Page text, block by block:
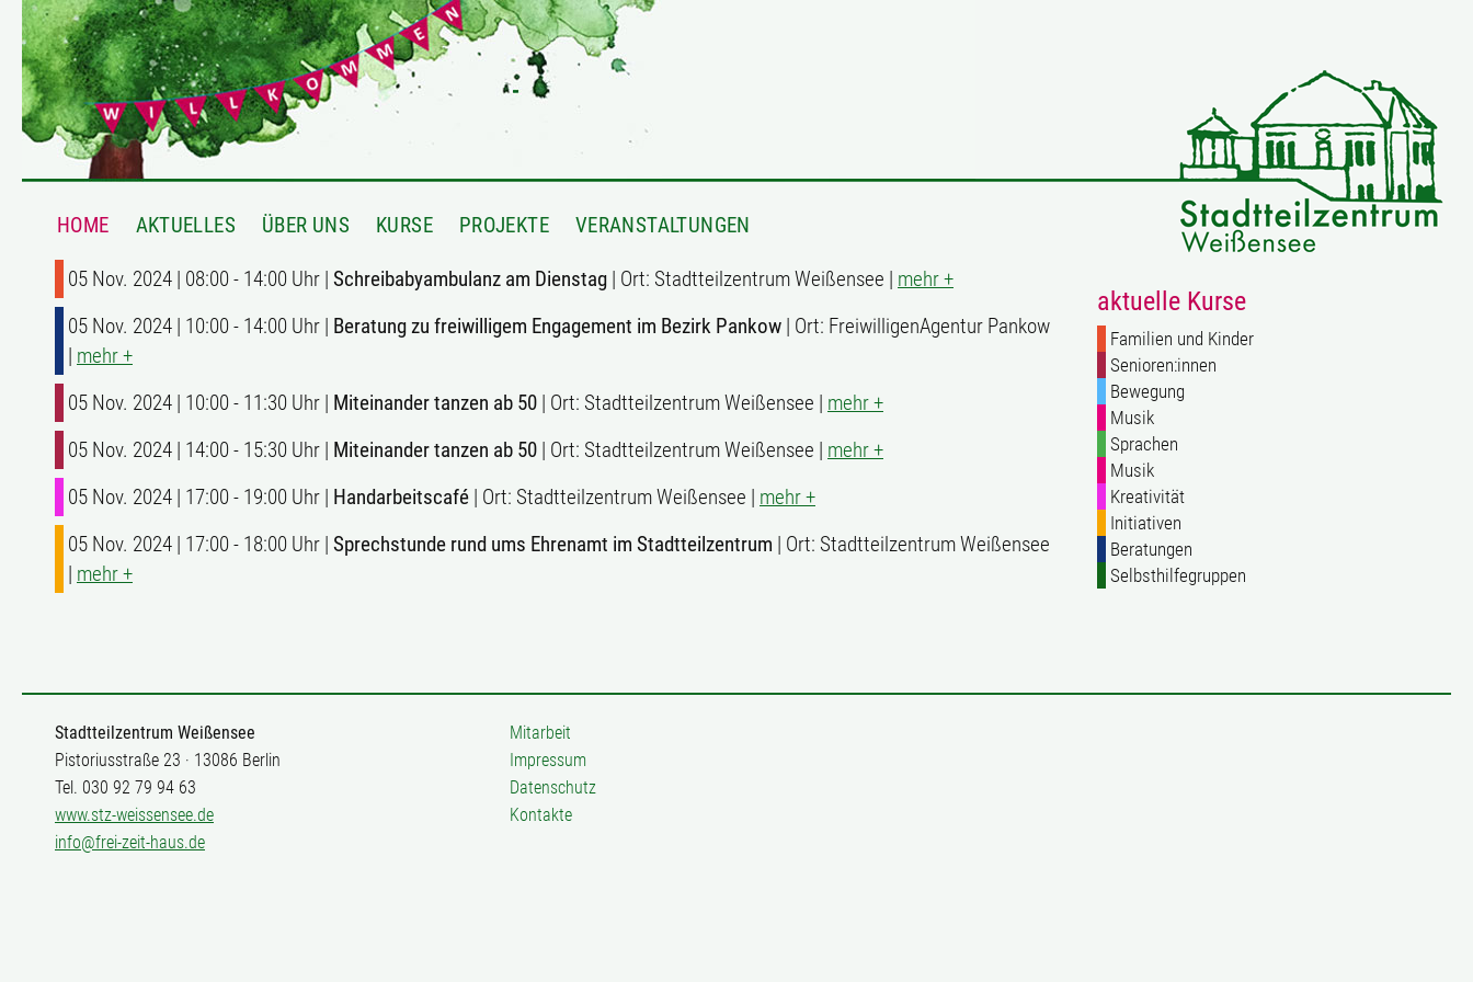
HOME AKTUELLES ÜBER UNS KURSE PROJEKTE VERANSTALTUNGEN
05 Nov. 2024 | 08:00 - 14:00 Uhr | Schreibabyambulanz am Dienstag | Ort: Stadtteilzentrum Weißensee | mehr +
05 Nov. 2024 | 10:00 - 14:00 Uhr | Beratung zu freiwilligem Engagement im Bezirk Pankow | Ort: FreiwilligenAgentur Pankow
| mehr +
05 Nov. 2024 | 10:00 - 11:30 Uhr | Miteinander tanzen ab 50 | Ort: Stadtteilzentrum Weißensee | mehr +
05 Nov. 2024 | 14:00 - 15:30 Uhr | Miteinander tanzen ab 50 | Ort: Stadtteilzentrum Weißensee | mehr +
05 Nov. 2024 | 17:00 - 19:00 Uhr | Handarbeitscafé | Ort: Stadtteilzentrum Weißensee | mehr +
05 Nov. 2024 | 17:00 - 18:00 Uhr | Sprechstunde rund ums Ehrenamt im Stadtteilzentrum | Ort: Stadtteilzentrum Weißensee
| mehr +
aktuelle Kurse
Familien und Kinder
Senioren:innen
Bewegung
Musik
Sprachen
Musik
Kreativität
Initiativen
Beratungen
Selbsthilfegruppen
Stadtteilzentrum Weißensee
Pistoriusstraße 23 · 13086 Berlin
Tel. 030 92 79 94 63
www.stz-weissensee.de
info@frei-zeit-haus.de
Mitarbeit
Impressum
Datenschutz
Kontakte